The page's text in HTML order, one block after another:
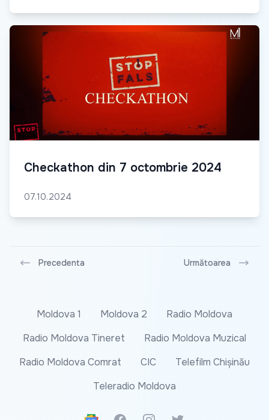
Checkathon din 7 octombrie 2024
07.10.2024
Precedenta Următoarea
Moldova 1 Moldova 2
Radio Moldova
Radio Moldova Tineret
Radio Moldova Muzical
Radio Moldova Comrat
CIC
Telefilm Chișinău
Teleradio Moldova